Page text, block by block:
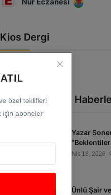
özel teklifleri
için aboneler
Kios Dergi
En Çok Okunan
Yazar
Nis 18, 2026
Ünlü Şair